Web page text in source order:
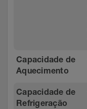
Capacidade de
Aquecimento
Capacidade de
Refrigeração